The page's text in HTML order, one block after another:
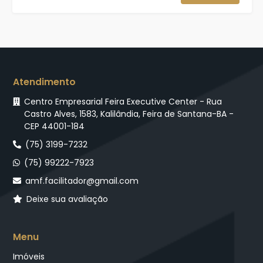
Atendimento
Centro Empresarial Feira Executive Center - Rua
Castro Alves, 1583, Kalilândia, Feira de Santana-BA -
CEP 44001-184
(75) 3199-7232
(75) 99222-7923
amf.facilitador@gmail.com
Deixe sua avaliação
Menu
Imóveis